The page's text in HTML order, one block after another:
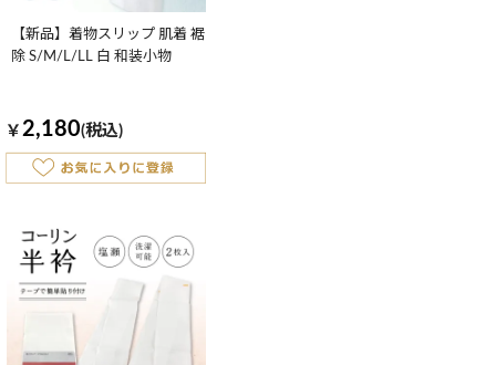
【新品】着物スリップ 肌着 裾
除 S/M/L/LL 白 和装小物
￥ 2,180(税込)